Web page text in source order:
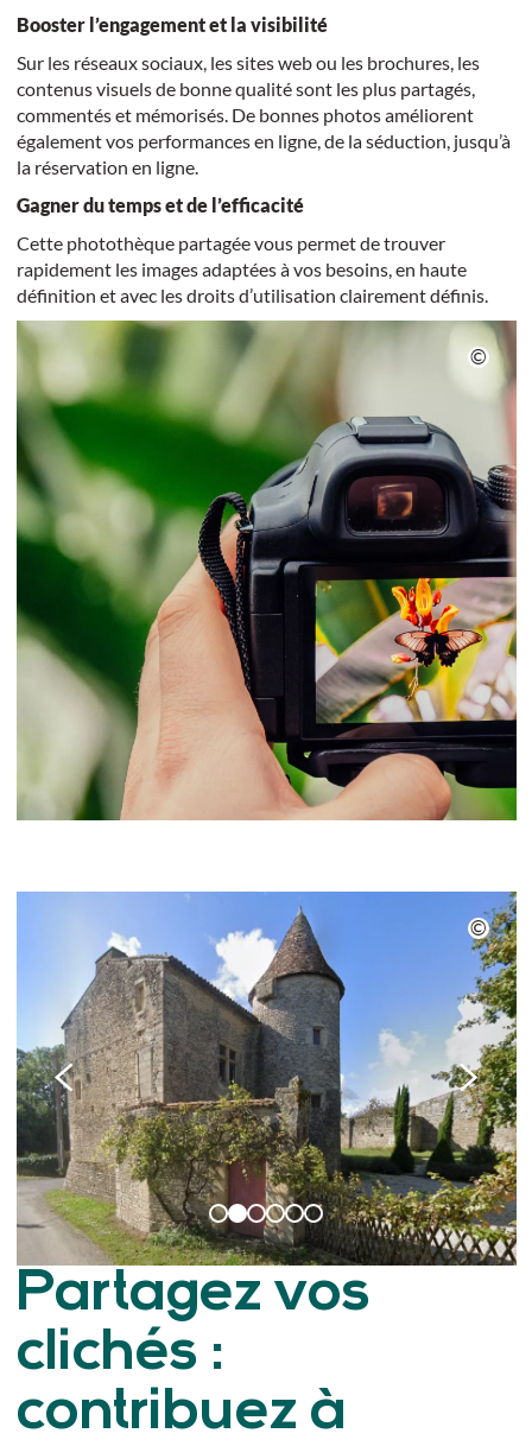
Booster l’engagement et la visibilité
Sur les réseaux sociaux, les sites web ou les brochures, les
contenus visuels de bonne qualité sont les plus partagés,
commentés et mémorisés. De bonnes photos améliorent
également vos performances en ligne, de la séduction, jusqu’à
la réservation en ligne.
Gagner du temps et de l’efficacité
Cette photothèque partagée vous permet de trouver
rapidement les images adaptées à vos besoins, en haute
définition et avec les droits d’utilisation clairement définis.
Partagez vos
clichés :
contribuez à